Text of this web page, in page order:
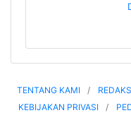
TENTANG KAMI
KEBIJAKAN PRIVASI